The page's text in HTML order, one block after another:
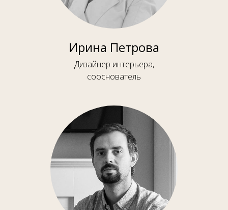
Ирина Петрова
Дизайнер интерьера,
сооснователь